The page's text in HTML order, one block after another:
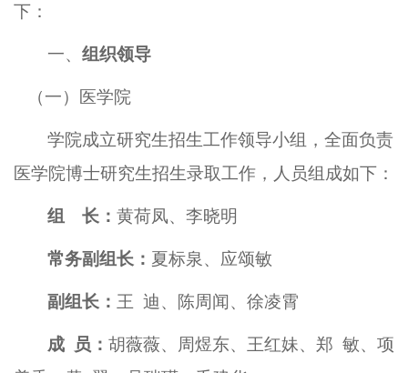
下：
一、 组织领导
（一） 医学院
学院成立研究生招生工作领导小组，全面负责
医学院博士研究生招生录取工作，人员组成如下：
组 长： 黄荷凤、 李晓明
常务副组长： 夏标泉、应颂敏
副组长： 王 迪、陈周闻 、徐凌霄
成 员： 胡薇薇、周煜东、王红妹、郑 敏、项